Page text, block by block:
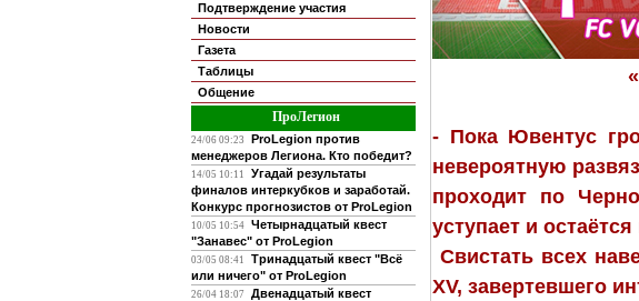
Подтверждение участия
Новости
Газета
Таблицы
Общение
ПроЛегион
24/06 09:23
ProLegion против
менеджеров Легиона. Кто победит?
14/05 10:11
Угадай результаты
финалов интеркубков и заработай.
Конкурс прогнозистов от ProLegion
10/05 10:54 Четырнадцатый квест
"Занавес" от ProLegion
03/05 08:41
Тринадцатый квест "Всё
или ничего" от ProLegion
26/04 18:07
Двенадцатый квест
- Пока Ювентус
невероятную
проходит по
уступает и
Свистать всех
XV, завертевшего